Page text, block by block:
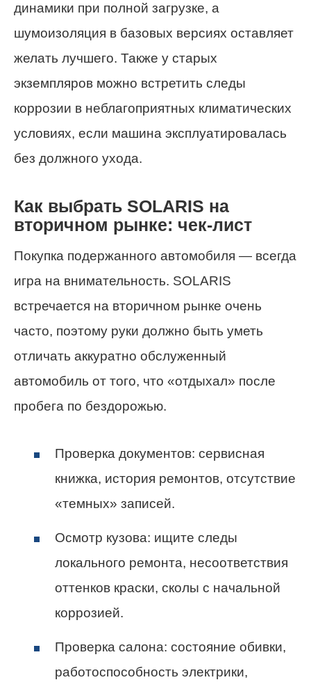
динамики при полной загрузке, а
шумоизоляция в базовых версиях оставляет
желать лучшего. Также у старых
экземпляров можно встретить следы
коррозии в неблагоприятных климатических
условиях, если машина эксплуатировалась
без должного ухода.
Как выбрать SOLARIS на
вторичном рынке: чек-лист
Покупка подержанного автомобиля — всегда
игра на внимательность. SOLARIS
встречается на вторичном рынке очень
часто, поэтому руки должно быть уметь
отличать аккуратно обслуженный
автомобиль от того, что «отдыхал» после
пробега по бездорожью.
Проверка документов: сервисная
книжка, история ремонтов, отсутствие
«темных» записей.
Осмотр кузова: ищите следы
локального ремонта, несоответствия
оттенков краски, сколы с начальной
коррозией.
Проверка салона: состояние обивки,
работоспособность электрики,